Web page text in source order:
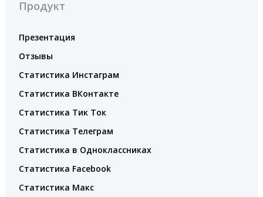
Продукт
Презентация
Отзывы
Статистика Инстаграм
Статистика ВКонтакте
Статистика Тик Ток
Статистика Телеграм
Статистика в Одноклассниках
Статистика Facebook
Статистика Макс